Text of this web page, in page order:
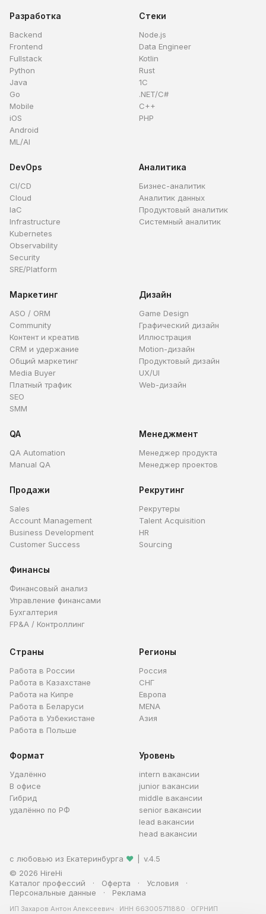
Разработка
Backend
Frontend
Fullstack
Python
Java
Go
Mobile
iOS
Android
ML/AI
Стеки
Node.js
Data Engineer
Kotlin
Rust
1C
.NET/C#
C++
PHP
DevOps
CI/CD
Cloud
IaC
Infrastructure
Kubernetes
Observability
Security
SRE/Platform
Аналитика
Бизнес-аналитик
Аналитик данных
Продуктовый аналитик
Системный аналитик
Маркетинг
ASO / ORM
Community
Контент и креатив
CRM и удержание
Общий маркетинг
Media Buyer
Платный трафик
SEO
SMM
Дизайн
Game Design
Графический дизайн
Иллюстрация
Motion-дизайн
Продуктовый дизайн
UX/UI
Web-дизайн
QA
QA Automation
Manual QA
Менеджмент
Менеджер продукта
Менеджер проектов
Продажи
Sales
Account Management
Business Development
Customer Success
Рекрутинг
Рекрутеры
Talent Acquisition
HR
Sourcing
Финансы
Финансовый анализ
Управление финансами
Бухгалтерия
FP&A / Контроллинг
Страны
Работа в России
Работа в Казахстане
Работа на Кипре
Работа в Беларуси
Работа в Узбекистане
Работа в Польше
Регионы
Россия
СНГ
Европа
MENA
Азия
Формат
Удалённо
В офисе
Гибрид
удалённо по РФ
Уровень
intern вакансии
junior вакансии
middle вакансии
senior вакансии
lead вакансии
head вакансии
с любовью из Екатеринбурга ❤
v.4.5
© 2026 HireHi
Каталог профессий
Оферта
Условия
Персональные данные
Реклама
ИП Захаров Антон Алексеевич · ИНН 663005711880 · ОГРНИП